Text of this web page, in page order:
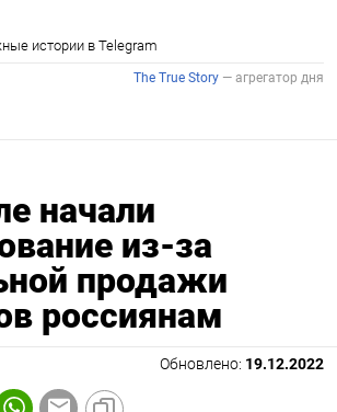
начали
из-за
продажи
россиянам
Обновлено: 19.12.2022